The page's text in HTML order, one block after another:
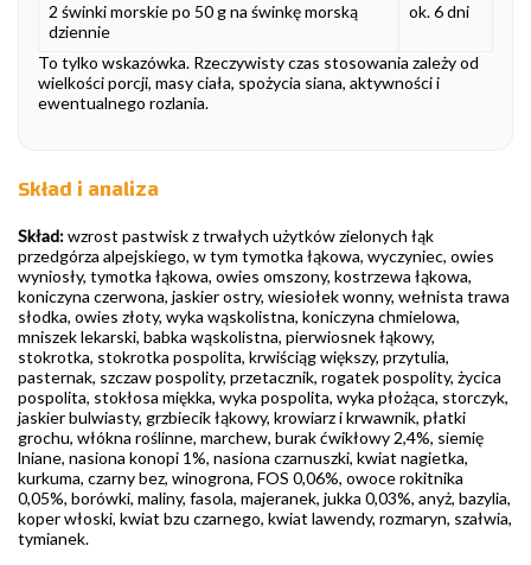
2 świnki morskie po 50 g na świnkę morską
dziennie
ok. 6 dni
To tylko wskazówka. Rzeczywisty czas stosowania zależy od
wielkości porcji, masy ciała, spożycia siana, aktywności i
ewentualnego rozlania.
Skład i analiza
Skład:wzrost pastwisk z trwałych użytków zielonych łąk
przedgórza alpejskiego, w tym tymotka łąkowa, wyczyniec, owies
wyniosły, tymotka łąkowa, owies omszony, kostrzewa łąkowa,
koniczyna czerwona, jaskier ostry, wiesiołek wonny, wełnista trawa
słodka, owies złoty, wyka wąskolistna, koniczyna chmielowa,
mniszek lekarski, babka wąskolistna, pierwiosnek łąkowy,
stokrotka, stokrotka pospolita, krwiściąg większy, przytulia,
pasternak, szczaw pospolity, przetacznik, rogatek pospolity, życica
pospolita, stokłosa miękka, wyka pospolita, wyka płożąca, storczyk,
jaskier bulwiasty, grzbiecik łąkowy, krowiarz i krwawnik, płatki
grochu, włókna roślinne, marchew, burak ćwikłowy 2,4%, siemię
lniane, nasiona konopi 1%, nasiona czarnuszki, kwiat nagietka,
kurkuma, czarny bez, winogrona, FOS 0,06%, owoce rokitnika
0,05%, borówki, maliny, fasola, majeranek, jukka 0,03%, anyż, bazylia,
koper włoski, kwiat bzu czarnego, kwiat lawendy, rozmaryn, szałwia,
tymianek.